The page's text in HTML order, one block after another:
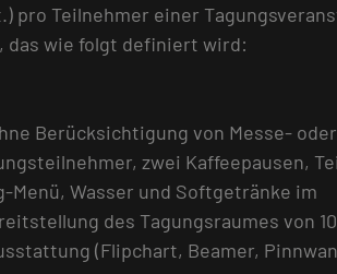
pro Teilnehmer einer
das wie folgt definiert wird:
Berücksichtigung von Messe- oder
zwei Kaffeepausen,
Menü, Wasser und Softgetränke im
des Tagungsraumes von
(Flipchart, Beamer,